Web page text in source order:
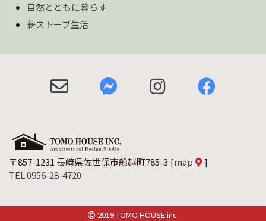
自然とともに暮らす
薪ストーブ生活
〒857-1231 長崎県佐世保市船越町785-3 [map
]
TEL 0956-28-4720
2019 TOMO HOUSE inc.